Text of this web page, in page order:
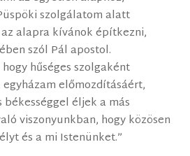
szolgálatom alatt
alapra kívánok építkezni,
szól Pál apostol.
hűséges szolgaként
előmozdításáért,
éljek a más
viszonyunkban, hogy közösen
és a mi Istenünket.”